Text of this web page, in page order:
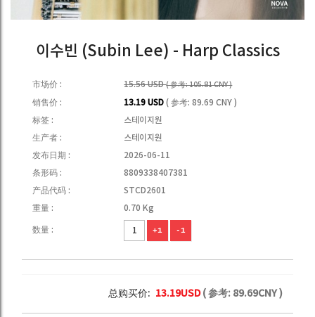
이수빈 (Subin Lee) - Harp Classics
市场价 : 15.56 USD( 参考: 105.81 CNY )
销售价 : 13.19 USD( 参考: 89.69 CNY )
标签 :
스테이지원
生产者 :
스테이지원
发布日期 :
2026-06-11
条形码 :
8809338407381
产品代码 :
STCD2601
重量 :
0.70 Kg
数量 : +1 -1
总购买价: 13.19USD( 参考: 89.69CNY )